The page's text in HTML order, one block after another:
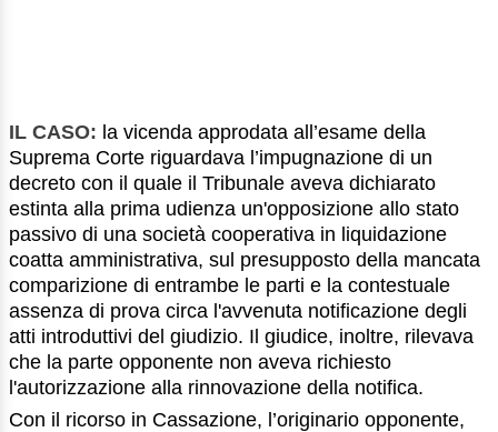
IL CASO: la vicenda approdata all’esame della
Suprema Corte riguardava l’impugnazione di un
decreto con il quale il Tribunale aveva dichiarato
estinta alla prima udienza un'opposizione allo stato
passivo di una società cooperativa in liquidazione
coatta amministrativa, sul presupposto della mancata
comparizione di entrambe le parti e la contestuale
assenza di prova circa l'avvenuta notificazione degli
atti introduttivi del giudizio. Il giudice, inoltre, rilevava
che la parte opponente non aveva richiesto
l'autorizzazione alla rinnovazione della notifica.
Con il ricorso in Cassazione, l’originario opponente,